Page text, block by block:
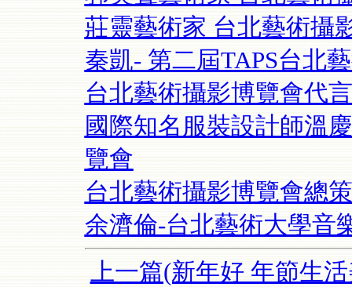
莊靈藝術家 台北藝術攝
秦凱- 第二屆TAPS台北
台北藝術攝影博覽會代
國際知名服裝設計師溫
覽會
台北藝術攝影博覽會總
余濟倫-台北藝術大學音
上一篇(新年好 年節生